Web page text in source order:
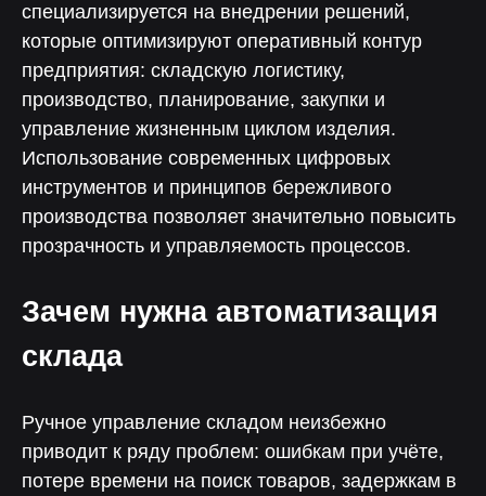
специализируется на внедрении решений,
которые оптимизируют оперативный контур
предприятия: складскую логистику,
производство, планирование, закупки и
управление жизненным циклом изделия.
Использование современных цифровых
инструментов и принципов бережливого
производства позволяет значительно повысить
прозрачность и управляемость процессов.
Зачем нужна автоматизация
склада
Ручное управление складом неизбежно
приводит к ряду проблем: ошибкам при учёте,
потере времени на поиск товаров, задержкам в